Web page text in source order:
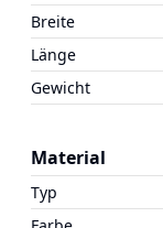
Breite
Länge
Gewicht
Material
Typ